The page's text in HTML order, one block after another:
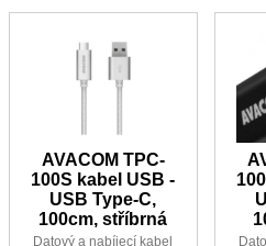
AVACOM TPC-
100S kabel USB -
USB Type-C,
100cm, stříbrná
Datový a nabíjecí kabel